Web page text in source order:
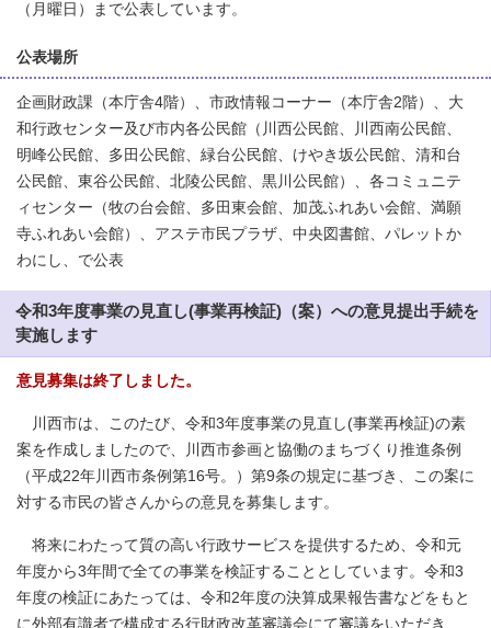
（月曜日）まで公表しています。
公表場所
企画財政課（本庁舎4階）、市政情報コーナー（本庁舎2階）、大
和行政センター及び市内各公民館（川西公民館、川西南公民館、
明峰公民館、多田公民館、緑台公民館、けやき坂公民館、清和台
公民館、東谷公民館、北陵公民館、黒川公民館）、各コミュニテ
ィセンター（牧の台会館、多田東会館、加茂ふれあい会館、満願
寺ふれあい会館）、アステ市民プラザ、中央図書館、パレットか
わにし、で公表
令和3年度事業の見直し(事業再検証)（案）への意見提出手続を
実施します
意見募集は終了しました。
川西市は、このたび、令和3年度事業の見直し(事業再検証)の素
案を作成しましたので、川西市参画と協働のまちづくり推進条例
（平成22年川西市条例第16号。）第9条の規定に基づき、この案に
対する市民の皆さんからの意見を募集します。
将来にわたって質の高い行政サービスを提供するため、令和元
年度から3年間で全ての事業を検証することとしています。令和3
年度の検証にあたっては、令和2年度の決算成果報告書などをもと
に外部有識者で構成する行財政改革審議会にて審議をいただき、